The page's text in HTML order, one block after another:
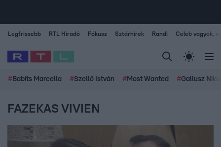
Legfrissebb RTL Híradó Fókusz Sztárhírek Randi Celeb vagyok,
# Babits Marcella #Szellő István # Most Wanted #Gallusz
FAZEKAS VIVIEN